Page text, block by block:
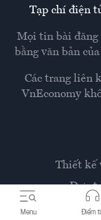
Menu Điểm
Thiết kế
Dựa
Tạp chí điện
Mọi tin bài đăng
bằng văn bản của
Các trang liên
VnEconomy